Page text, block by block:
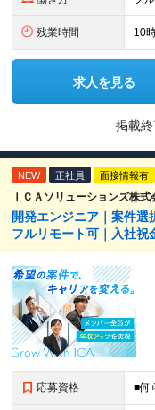
残業時間 10
求人を見る
掲載終
NEW 正社員 面接情報有
ＩＣＡソリューションズ株式
開発エンジニア｜案件選
フルリモート可｜入社祝
応募資格